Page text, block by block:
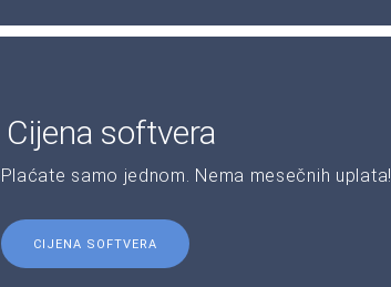
Cijena softvera
Plaćate samo jednom. Nema mesečnih uplata!
CIJENA SOFTVERA